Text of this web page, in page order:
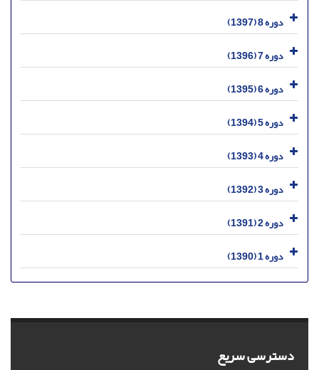
دوره 8 (1397)
دوره 7 (1396)
دوره 6 (1395)
دوره 5 (1394)
دوره 4 (1393)
دوره 3 (1392)
دوره 2 (1391)
دوره 1 (1390)
دسترسی سریع